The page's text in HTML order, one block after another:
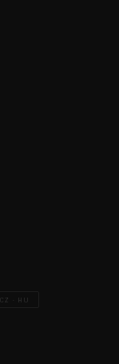
· HU